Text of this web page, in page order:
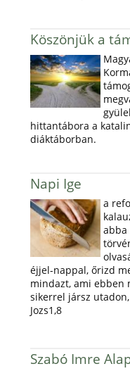
Köszönjük a
hittantábora a
diáktáborban.
Napi Ige
a
abba
éjjel-nappal, őrizd
mindazt, ami ebben
sikerrel jársz
Jozs1,8
Szabó Imre